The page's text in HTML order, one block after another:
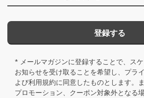
登録する
* メールマガジンに登録することで、ス
お知らせを受け取ることを希望し、 プラ
よび利用規約に同意したものとします。
プロモーション、クーポン対象外となる